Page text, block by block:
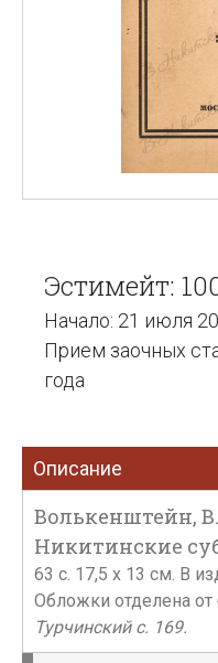
Эстимейт:
Начало: 21 июля
Прием заочных
года
Описание
Волькенштейн,
Никитинские
63 с. 17,5 х 13 см. В
Обложки отделена
Турчинский с. 169.